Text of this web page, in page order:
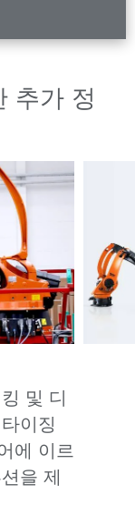
추가 정
및 디
이징
에 이르
을 제